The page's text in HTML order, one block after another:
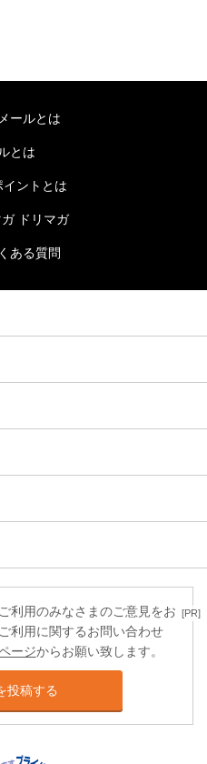
[PR]
ールとは
とは
イントとは
ドリマガ
ある質問
利用のみなさまのご意見をお
利用に関するお問い合わせ
ージからお願い致します。
投稿する